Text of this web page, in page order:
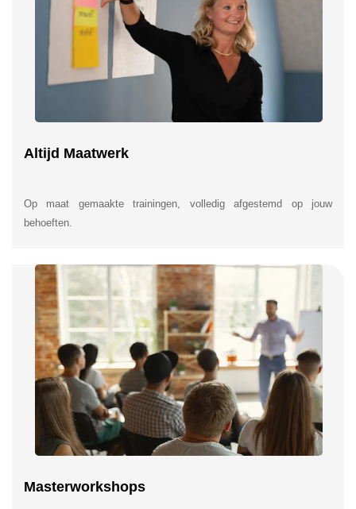
Altijd Maatwerk
Op maat gemaakte trainingen, volledig afgestemd op jouw
behoeften.
Masterworkshops